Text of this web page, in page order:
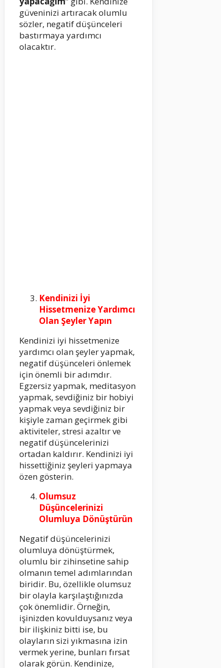
güveninizi artıracak olumlu
sözler, negatif düşünceleri
bastırmaya yardımcı
olacaktır.
Kendinizi İyi
Hissetmenize Yardımcı
Olan Şeyler Yapın
Kendinizi iyi hissetmenize
yardımcı olan şeyler yapmak,
negatif düşünceleri önlemek
için önemli bir adımdır.
Egzersiz yapmak, meditasyon
yapmak, sevdiğiniz bir hobiyi
yapmak veya sevdiğiniz bir
kişiyle zaman geçirmek gibi
aktiviteler, stresi azaltır ve
negatif düşüncelerinizi
ortadan kaldırır. Kendinizi iyi
hissettiğiniz şeyleri yapmaya
özen gösterin.
Olumsuz
Düşüncelerinizi
Olumluya Dönüştürün
Negatif düşüncelerinizi
olumluya dönüştürmek,
olumlu bir zihinsetine sahip
olmanın temel adımlarından
biridir. Bu, özellikle olumsuz
bir olayla karşılaştığınızda
çok önemlidir. Örneğin,
işinizden kovulduysanız veya
bir ilişkiniz bitti ise, bu
olayların sizi yıkmasına izin
vermek yerine, bunları fırsat
olarak görün. Kendinize,